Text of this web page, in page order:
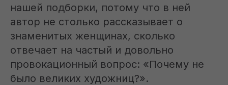
нашей подборки, потому что в ней
автор не столько рассказывает о
знаменитых женщинах, сколько
отвечает на частый и довольно
провокационный вопрос: «Почему не
было великих художниц?».
Стать писателем